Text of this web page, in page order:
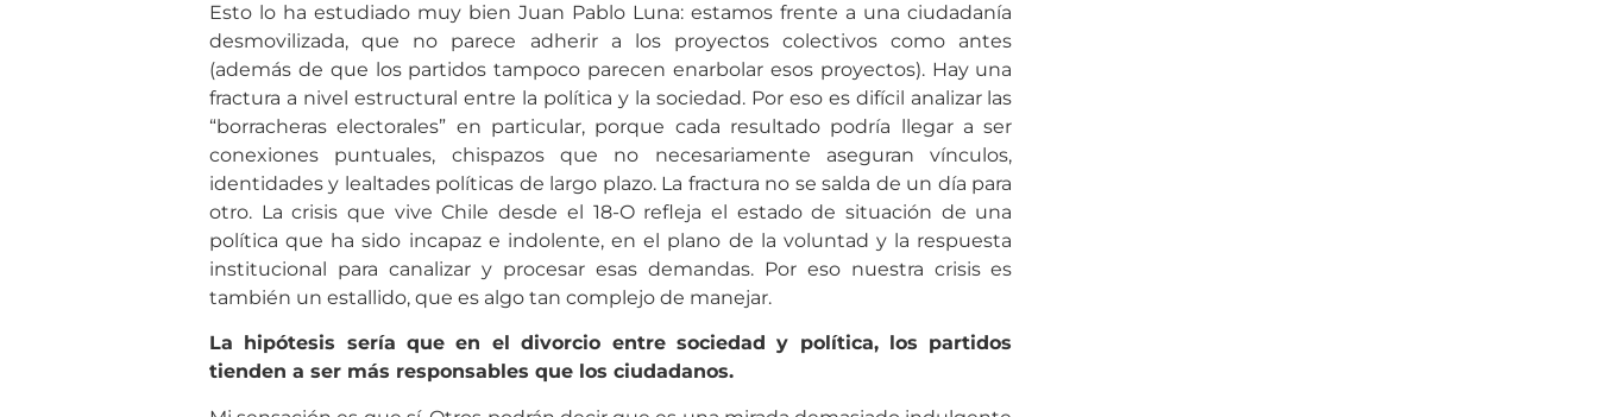
Esto lo ha estudiado muy bien Juan Pablo Luna: estamos frente a una ciudadanía
desmovilizada, que no parece adherir a los proyectos colectivos como antes
(además de que los partidos tampoco parecen enarbolar esos proyectos). Hay una
fractura a nivel estructural entre la política y la sociedad. Por eso es difícil analizar las
“borracheras electorales” en particular, porque cada resultado podría llegar a ser
conexiones puntuales, chispazos que no necesariamente aseguran vínculos,
identidades y lealtades políticas de largo plazo. La fractura no se salda de un día para
otro. La crisis que vive Chile desde el 18-O refleja el estado de situación de una
política que ha sido incapaz e indolente, en el plano de la voluntad y la respuesta
institucional para canalizar y procesar esas demandas. Por eso nuestra crisis es
también un estallido, que es algo tan complejo de manejar.
La hipótesis sería que en el divorcio entre sociedad y política, los partidos
tienden a ser más responsables que los ciudadanos.